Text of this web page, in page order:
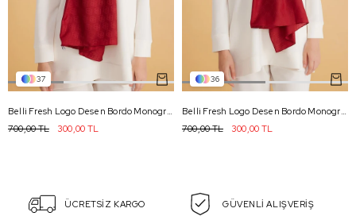
37
Belli Fresh Logo Desen Bordo Monogram Şal 1 - 800
300,00 TL
700,00 TL
36
Belli Fresh Logo Desen Bordo Monogram Şal 2 - 800
300,00 TL
700,00 TL
ÜCRETSİZ KARGO GÜVENLİ ALIŞVERİŞ